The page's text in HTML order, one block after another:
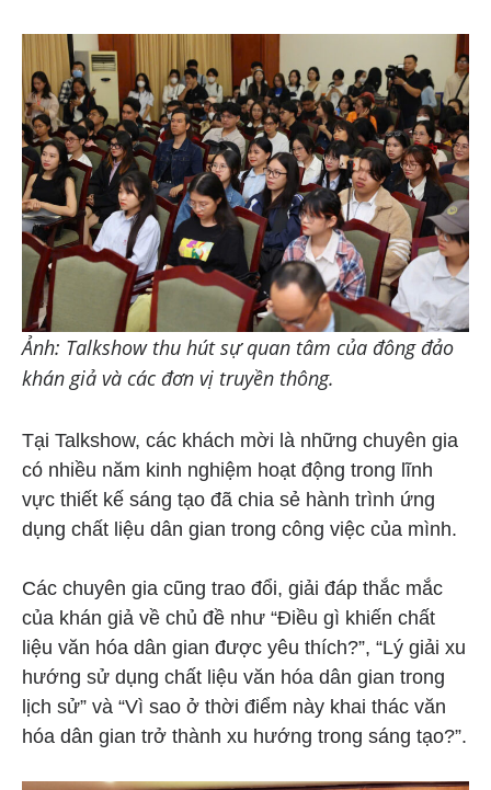
Ảnh: Talkshow thu hút sự quan tâm của đông đảo
khán giả và các đơn vị truyền thông.
Tại Talkshow, các khách mời là những chuyên gia
có nhiều năm kinh nghiệm hoạt động trong lĩnh
vực thiết kế sáng tạo đã chia sẻ hành trình ứng
dụng chất liệu dân gian trong công việc của mình.
Các chuyên gia cũng trao đổi, giải đáp thắc mắc
của khán giả về chủ đề như “Điều gì khiến chất
liệu văn hóa dân gian được yêu thích?”, “Lý giải xu
hướng sử dụng chất liệu văn hóa dân gian trong
lịch sử” và “Vì sao ở thời điểm này khai thác văn
hóa dân gian trở thành xu hướng trong sáng tạo?”.